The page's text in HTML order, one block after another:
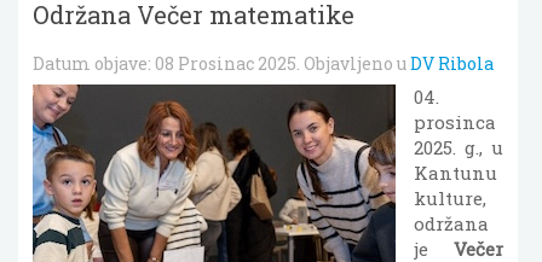
Održana Večer matematike
Datum objave: 08 Prosinac 2025. Objavljeno uDV Ribola
04.
prosinca
2025. g., u
Kantunu
kulture,
održana
je Večer